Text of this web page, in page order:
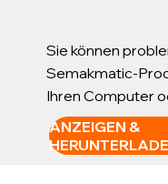
Sie können
Semakmatic-
Ihren Computer
ANZEIGEN &